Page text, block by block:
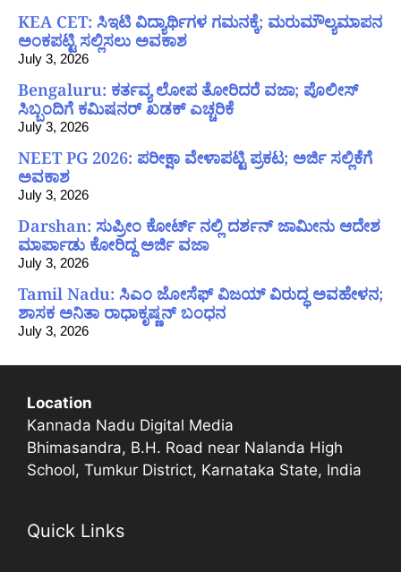
KEA CET: ಸಿಇಟಿ ವಿದ್ಯಾರ್ಥಿಗಳ ಗಮನಕ್ಕೆ; ಮರುಮೌಲ್ಯಮಾಪನ
ಅಂಕಪಟ್ಟಿ ಸಲ್ಲಿಸಲು ಅವಕಾಶ
July 3, 2026
Bengaluru: ಕರ್ತವ್ಯ ಲೋಪ ತೋರಿದರೆ ವಜಾ; ಪೊಲೀಸ್
ಸಿಬ್ಬಂದಿಗೆ ಕಮಿಷನರ್ ಖಡಕ್ ಎಚ್ಚರಿಕೆ
July 3, 2026
NEET PG 2026: ಪರೀಕ್ಷಾ ವೇಳಾಪಟ್ಟಿ ಪ್ರಕಟ; ಅರ್ಜಿ ಸಲ್ಲಿಕೆಗೆ
ಅವಕಾಶ
July 3, 2026
Darshan: ಸುಪ್ರೀಂ ಕೋರ್ಟ್ ನಲ್ಲಿ ದರ್ಶನ್ ಜಾಮೀನು ಆದೇಶ
ಮಾರ್ಪಾಡು ಕೋರಿದ್ದ ಅರ್ಜಿ ವಜಾ
July 3, 2026
Tamil Nadu: ಸಿಎಂ ಜೋಸೆಫ್ ವಿಜಯ್ ವಿರುದ್ಧ ಅವಹೇಳನ;
ಶಾಸಕ ಅನಿತಾ ರಾಧಾಕೃಷ್ಣನ್ ಬಂಧನ
July 3, 2026
Location
Kannada Nadu Digital Media
Bhimasandra, B.H. Road near Nalanda High
School, Tumkur District, Karnataka State, India
Quick Links